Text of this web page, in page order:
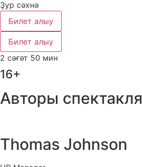
Ҙур сәхнә
Билет алыу
Билет алыу
2 сәғәт 50 мин
16+
Авторы спектакля
Thomas Johnson